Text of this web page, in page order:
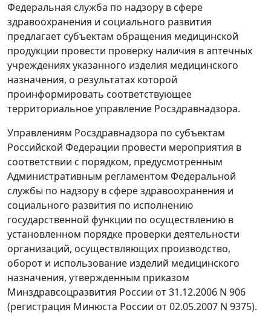
Федеральная служба по надзору в сфере
здравоохранения и социального развития
предлагает субъектам обращения медицинской
продукции провести проверку наличия в аптечных
учреждениях указанного изделия медицинского
назначения, о результатах которой
проинформировать соответствующее
территориальное управление Росздравнадзора.
Управлениям Росздравнадзора по субъектам
Российской Федерации провести мероприятия в
соответствии с порядком, предусмотренным
Административным регламентом Федеральной
службы по надзору в сфере здравоохранения и
социального развития по исполнению
государственной функции по осуществлению в
установленном порядке проверки деятельности
организаций, осуществляющих производство,
оборот и использование изделий медицинского
назначения, утвержденным приказом
Минздравсоцразвития России от 31.12.2006 N 906
(регистрация Минюста России от 02.05.2007 N 9375).